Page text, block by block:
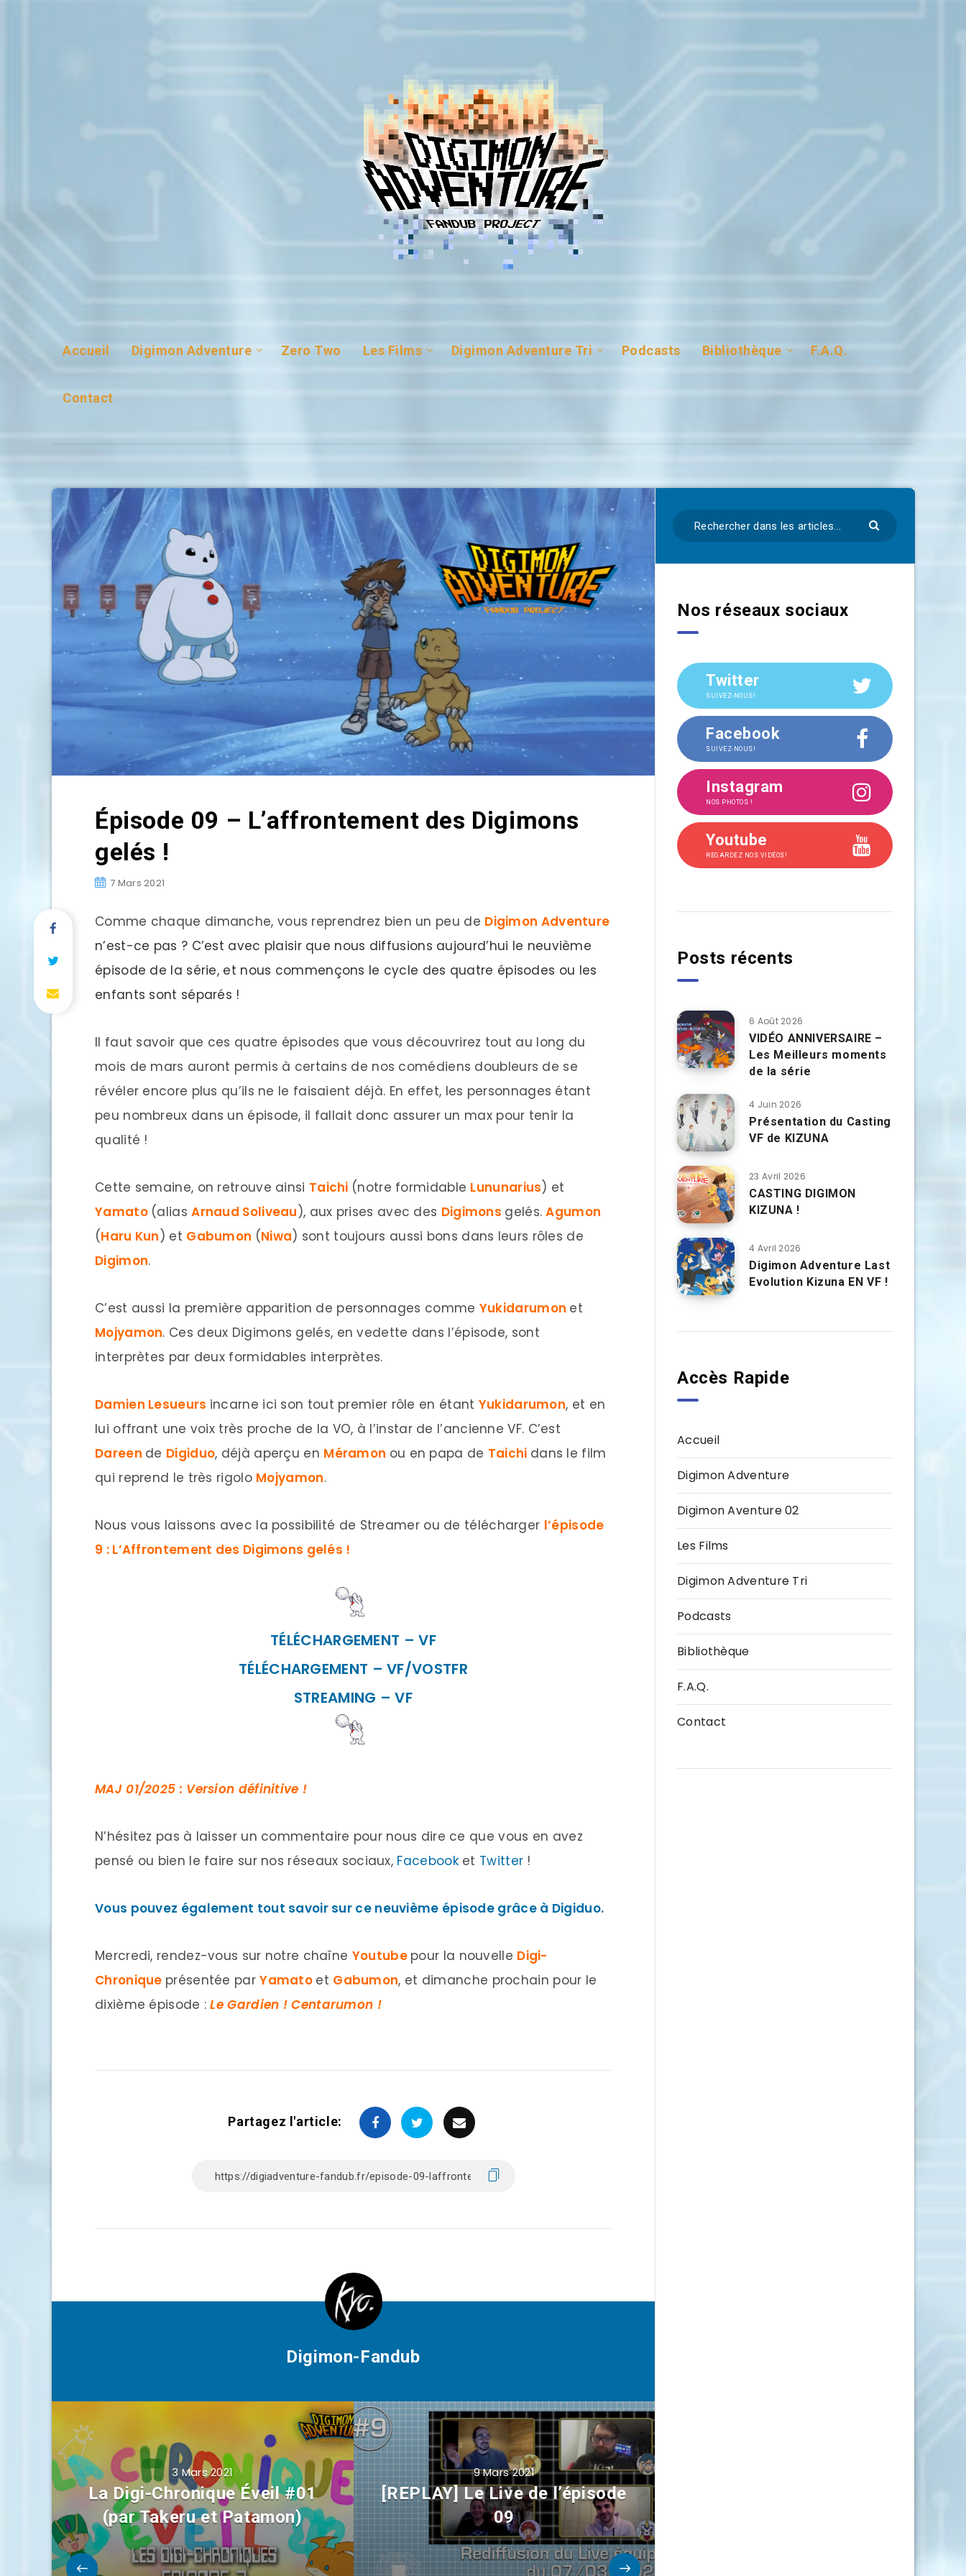
Accueil Digimon Adventure Zero Two Les Films Digimon Adventure Tri Podcasts Bibliothèque F.A.Q.
Contact
Épisode 09 – L’affrontement des Digimons
gelés !
7 Mars 2021
Comme chaque dimanche, vous reprendrez bien un peu de Digimon Adventure
n’est-ce pas ? C’est avec plaisir que nous diffusions aujourd’hui le neuvième
épisode de la série, et nous commençons le cycle des quatre épisodes ou les
enfants sont séparés !
Il faut savoir que ces quatre épisodes que vous découvrirez tout au long du
mois de mars auront permis à certains de nos comédiens doubleurs de se
révéler encore plus qu’ils ne le faisaient déjà. En effet, les personnages étant
peu nombreux dans un épisode, il fallait donc assurer un max pour tenir la
qualité !
Cette semaine, on retrouve ainsi Taichi (notre formidable Lununarius) et
Yamato (aliasArnaud Soliveau), aux prises avec des Digimons gelés.Agumon
(Haru Kun) et Gabumon (Niwa) sont toujours aussi bons dans leurs rôles de
Digimon.
C’est aussi la première apparition de personnages comme Yukidarumon et
Mojyamon. Ces deux Digimons gelés, en vedette dans l’épisode, sont
interprètes par deux formidables interprètes.
Damien Lesueurs incarne ici son tout premier rôle en étant Yukidarumon, et en
lui offrant une voix très proche de la VO, à l’instar de l’ancienne VF. C’est
Dareen de Digiduo, déjà aperçu en Méramon ou en papa de Taichi dans le film
qui reprend le très rigolo Mojyamon.
Nous vous laissons avec la possibilité de Streamer ou de télécharger l’épisode
9 : L’Affrontement des Digimons gelés !
TÉLÉCHARGEMENT – VF
TÉLÉCHARGEMENT – VF/VOSTFR
STREAMING – VF
MAJ 01/2025 : Version définitive !
N’hésitez pas à laisser un commentaire pour nous dire ce que vous en avez
pensé ou bien le faire sur nos réseaux sociaux, Facebooket Twitter !
Vous pouvez également tout savoir sur ce neuvième épisode grâce à Digiduo.
Mercredi, rendez-vous sur notre chaîne Youtube pour la nouvelle Digi-
Chronique présentée parYamato et Gabumon, et dimanche prochain pour le
dixième épisode : Le Gardien ! Centarumon !
Partagez l'article:
Digimon-Fandub
3 Mars 2021
La Digi-Chronique Éveil #01
(par Takeru et Patamon)
9 Mars 2021
[REPLAY] Le Live de l’épisode
09
Nos réseaux sociaux
Twitter
SUIVEZ-NOUS!
Facebook
SUIVEZ-NOUS!
Instagram
NOS PHOTOS !
Youtube
REGARDEZ NOS VIDÉOS!
Posts récents
6 Août 2026
VIDÉO ANNIVERSAIRE –
Les Meilleurs moments
de la série
4 Juin 2026
Présentation du Casting
VF de KIZUNA
23 Avril 2026
CASTING DIGIMON
KIZUNA !
4 Avril 2026
Digimon Adventure Last
Evolution Kizuna EN VF !
Accès Rapide
Accueil
Digimon Adventure
Digimon Aventure 02
Les Films
Digimon Adventure Tri
Podcasts
Bibliothèque
F.A.Q.
Contact